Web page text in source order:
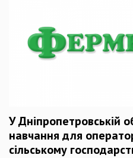
У Дніпропетровській
навчання для
сільському